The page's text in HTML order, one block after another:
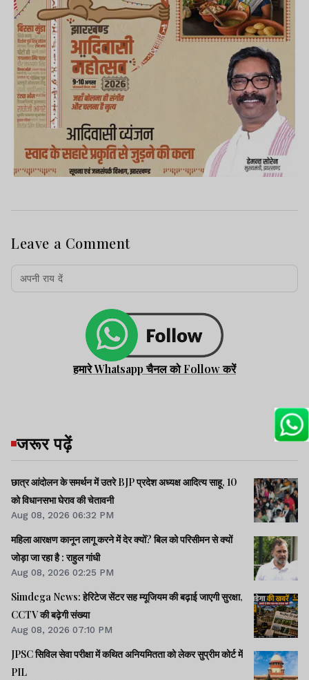
Leave a Comment
हमारे Whatsapp चैनल को Follow करें
जरूर पढ़ें
छात्र आंदोलन के समर्थन में उतरे BJP प्रदेश अध्यक्ष आदित्य साहू, 10
को विधानसभा घेराव की चेतावनी
Aug 08, 2026 06:32 PM
महिला आरक्षण कानून लागू करने में देर क्यों? बिल को परिसीमन से क्यों
जोड़ा जा रहा है : राहुल गांधी
Aug 08, 2026 02:25 PM
Simdega News: हेरिटेज सेंटर सह म्यूजियम की बढ़ाई जाएगी सुरक्षा,
CCTV की बढ़ेगी संख्या
Aug 08, 2026 07:10 PM
JPSC सिविल सेवा परीक्षा में कथित अनियमितता को लेकर सुप्रीम कोर्ट में
PIL